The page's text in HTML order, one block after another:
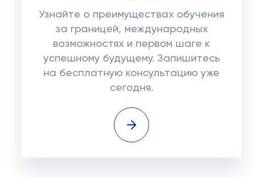
Узнайте о преимуществах обучения
за границей, международных
возможностях и первом шаге к
успешному будущему. Запишитесь
на бесплатную консультацию уже
сегодня.